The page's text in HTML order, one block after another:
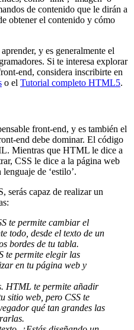
de contenido que le dirán a
obtener el contenido y cómo
y es generalmente el
Si te interesa explorar
end, considera inscribirte en
o el Tutorial completo HTML5.
front-end, y es también el
end debe dominar. El código
Mientras que HTML le dice a
CSS le dice a la página web
de ‘estilo’.
serás capaz de realizar un
te permite cambiar el
todo, desde el texto de un
bordes de tu tabla.
te permite elegir las
en tu página web y
HTML te permite añadir
sitio web, pero CSS te
qué tan grandes las